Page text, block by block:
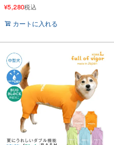
¥5,280税込
カートに入れる